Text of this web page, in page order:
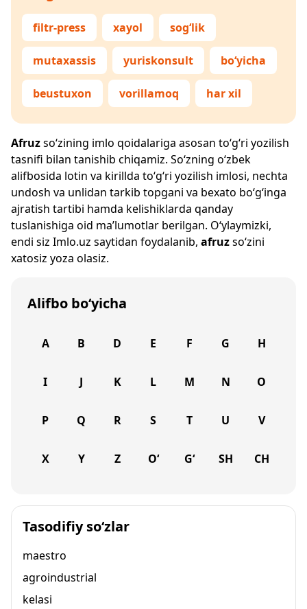
filtr-press xayol sog‘lik
mutaxassis yuriskonsult bo‘yicha
beustuxon vorillamoq har xil
Afruzso‘zining imlo qoidalariga asosan to‘g‘ri yozilish
tasnifi bilan tanishib chiqamiz. So‘zning o‘zbek
alifbosida lotin va kirillda to‘g‘ri yozilish imlosi, nechta
undosh va unlidan tarkib topgani va bexato bo‘g‘inga
ajratish tartibi hamda kelishiklarda qanday
tuslanishiga oid ma’lumotlar berilgan. O‘ylaymizki,
endi siz Imlo.uz saytidan foydalanib, afruzso‘zini
xatosiz yoza olasiz.
Alifbo bo‘yicha
A B D E F G H
I J K L M N O
P Q R S T U V
X Y Z O‘ G‘ SH CH
Tasodifiy so‘zlar
maestro
agroindustrial
kelasi